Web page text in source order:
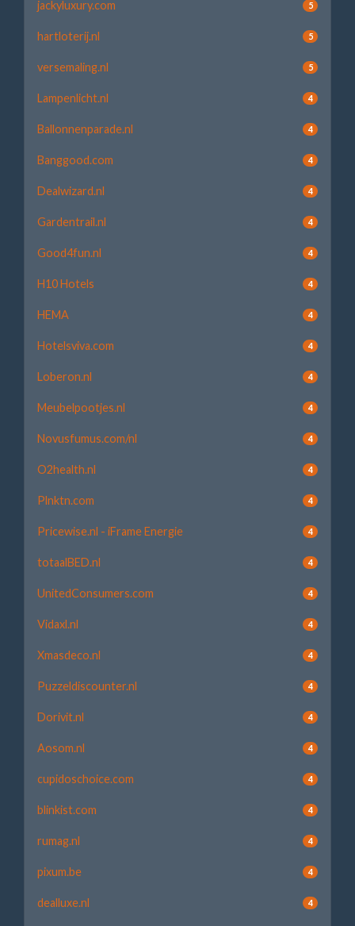
jackyluxury.com 5
hartloterij.nl 5
versemaling.nl 5
Lampenlicht.nl 4
Ballonnenparade.nl 4
Banggood.com 4
Dealwizard.nl 4
Gardentrail.nl 4
Good4fun.nl 4
H10 Hotels 4
HEMA 4
Hotelsviva.com 4
Loberon.nl 4
Meubelpootjes.nl 4
Novusfumus.com/nl 4
O2health.nl 4
Plnktn.com 4
Pricewise.nl - iFrame Energie 4
totaalBED.nl 4
UnitedConsumers.com 4
Vidaxl.nl 4
Xmasdeco.nl 4
Puzzeldiscounter.nl 4
Dorivit.nl 4
Aosom.nl 4
cupidoschoice.com 4
blinkist.com 4
rumag.nl 4
pixum.be 4
dealluxe.nl 4